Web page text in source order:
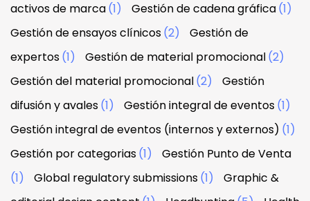
activos de marca(1) Gestión de cadena gráfica(1)
Gestión de ensayos clínicos(2)
Gestión de
expertos(1) Gestión de material promocional(2)
Gestión del material promocional(2)
Gestión
difusión y avales(1) Gestión integral de eventos(1)
Gestión integral de eventos (internos y externos) (1)
Gestión por categorias(1)
Gestión Punto de Venta
(1)
Global regulatory submissions(1)
Graphic &